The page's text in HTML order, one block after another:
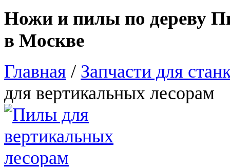
Ножи и пилы по дереву
в Москве
Главная / Запчасти для
для вертикальных лесорам